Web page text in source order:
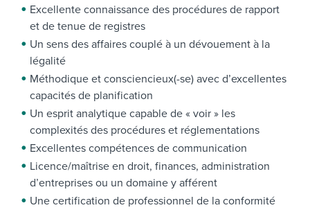
Excellente connaissance des procédures de rapport
et de tenue de registres
Un sens des affaires couplé à un dévouement à la
légalité
Méthodique et consciencieux(-se) avec d’excellentes
capacités de planification
Un esprit analytique capable de « voir » les
complexités des procédures et réglementations
Excellentes compétences de communication
Licence/maîtrise en droit, finances, administration
d’entreprises ou un domaine y afférent
Une certification de professionnel de la conformité